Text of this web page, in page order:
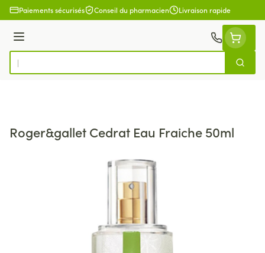
Aller au contenu
Paiements sécurisés Conseil du pharmacien Livraison rapide
Menu
Rechercher
Roger&gallet Cedrat Eau Fraiche 50ml